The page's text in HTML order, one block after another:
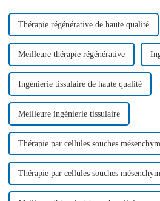
Thérapie régénérative de haute qualité
Meilleure thérapie régénérative
Ingénierie tissulaire de haute qualité
Meilleure ingénierie tissulaire
Thérapie par cellules souches
Thérapie par cellules souches